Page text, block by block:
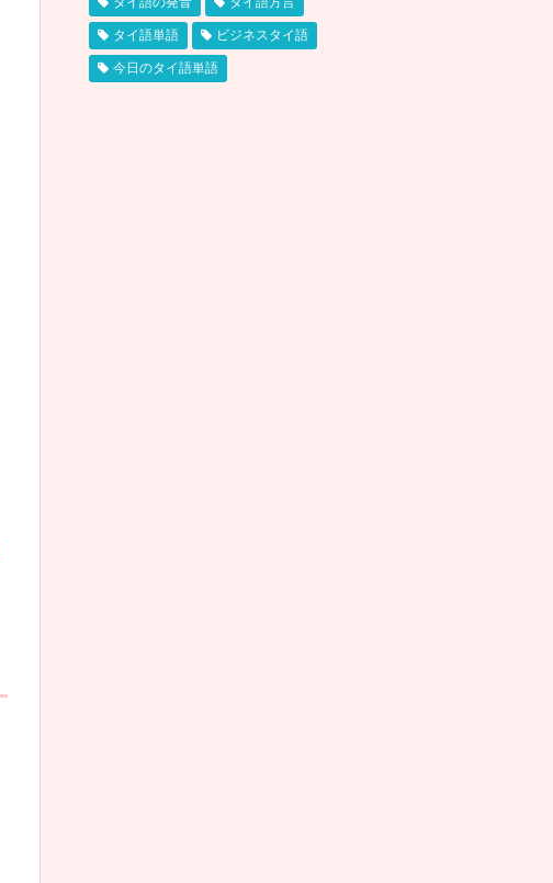
タイ語単語 ビジネスタイ語
今日のタイ語単語